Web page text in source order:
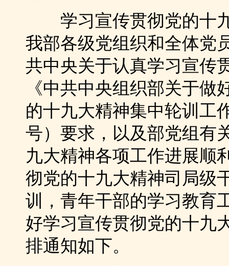
学习宣传贯彻党的十九
我部各级党组织和全体党
共中央关于认真学习宣传
《中共中央组织部关于
的十九大精神集中轮训工
号）要求，以及部党组有
九大精神各项工作进展顺
彻党的十九大精神司局级
训，青年干部的学习教育
好学习宣传贯彻党的十九
排通知如下。